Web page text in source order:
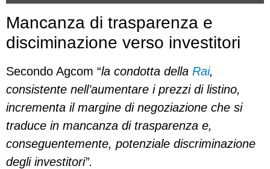
Mancanza di trasparenza e
disciminazione verso investitori
Secondo Agcom “la condotta della Rai,
consistente nell’aumentare i prezzi di listino,
incrementa il margine di negoziazione che si
traduce in mancanza di trasparenza e,
conseguentemente, potenziale discriminazione
degli investitori”.